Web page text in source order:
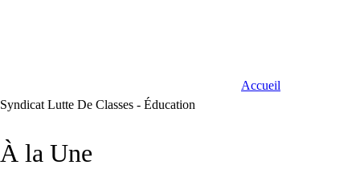
Accueil
Syndicat Lutte De Classes - Éducation
À la Une